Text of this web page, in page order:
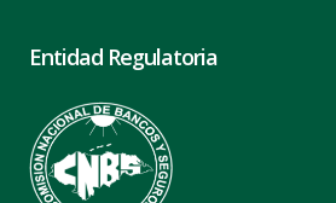
Entidad Regulatoria